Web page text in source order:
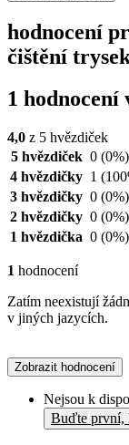
hodnocení
čištění
1
4,0 z 5 hvězdiček
5 hvězdiček 0 (0%)
4 hvězdičky 1
3 hvězdičky 0 (0%)
2 hvězdičky 0 (0%)
1 hvězdička 0 (0%)
1 hodnocení
Zatím neexistují
v jiných jazycích.
Zobrazit hodnocení
Nejsou k
Buďte první,